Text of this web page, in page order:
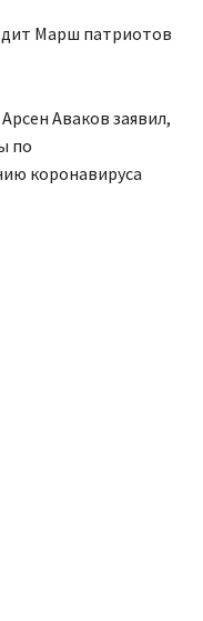
Марш патриотов
Аваков заявил,
по
коронавируса